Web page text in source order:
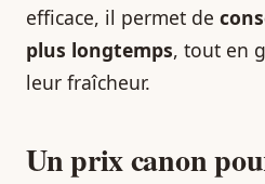
efficace, il permet de
plus longtemps, tout en
leur fraîcheur.
Un prix canon